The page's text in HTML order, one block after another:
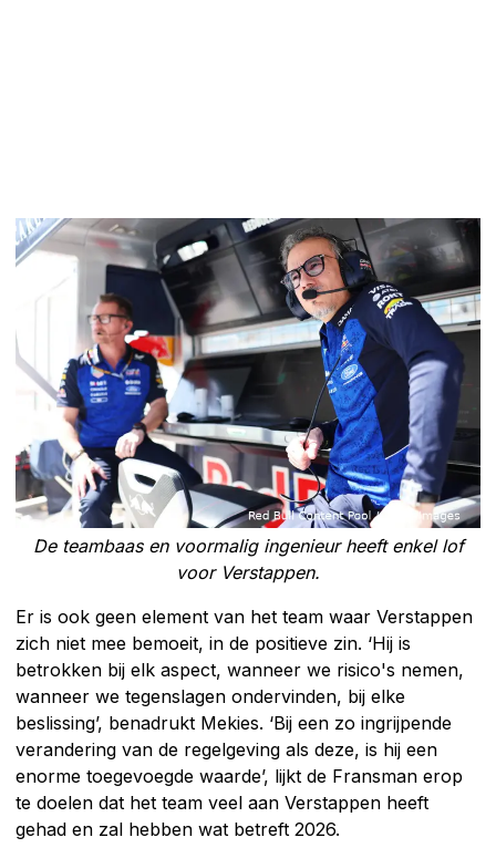
De teambaas en voormalig ingenieur heeft enkel lof
voor Verstappen.
Er is ook geen element van het team waar Verstappen
zich niet mee bemoeit, in de positieve zin. ‘Hij is
betrokken bij elk aspect, wanneer we risico's nemen,
wanneer we tegenslagen ondervinden, bij elke
beslissing’, benadrukt Mekies. ‘Bij een zo ingrijpende
verandering van de regelgeving als deze, is hij een
enorme toegevoegde waarde’, lijkt de Fransman erop
te doelen dat het team veel aan Verstappen heeft
gehad en zal hebben wat betreft 2026.